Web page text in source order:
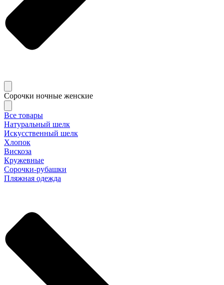
Сорочки ночные женские
Все товары
Натуральный шелк
Искусственный шелк
Хлопок
Вискоза
Кружевные
Сорочки-рубашки
Пляжная одежда